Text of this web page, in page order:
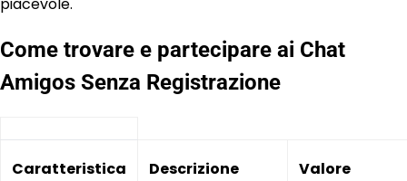
piacevole.
Come trovare e partecipare ai Chat
Amigos Senza Registrazione
Caratteristica Descrizione Valore